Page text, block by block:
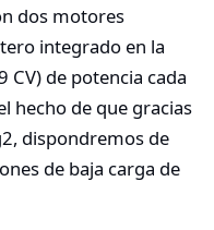
dos motores
integrado en la
CV) de potencia cada
hecho de que gracias
dispondremos de
de baja carga de